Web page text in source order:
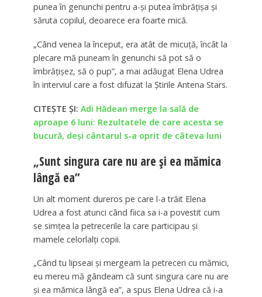
punea în genunchi pentru a-și putea îmbrățișa și
săruta copilul, deoarece era foarte mică.
„Când venea la început, era atât de micuță, încât la
plecare mă puneam în genunchi să pot să o
îmbrățișez, să o pup”, a mai adăugat Elena Udrea
în interviul care a fost difuzat la Știrile Antena Stars.
CITEȘTE ȘI: Adi Hădean merge la sală de
aproape 6 luni: Rezultatele de care acesta se
bucură, deși cântarul s-a oprit de câteva luni
„Sunt singura care nu are și ea mămica
lângă ea”
Un alt moment dureros pe care l-a trăit Elena
Udrea a fost atunci când fiica sa i-a povestit cum
se simțea la petrecerile la care participau și
mamele celorlalți copii.
„Când tu lipseai și mergeam la petreceri cu mămici,
eu mereu mă gândeam că sunt singura care nu are
și ea mămica lângă ea”, a spus Elena Udrea că i-a